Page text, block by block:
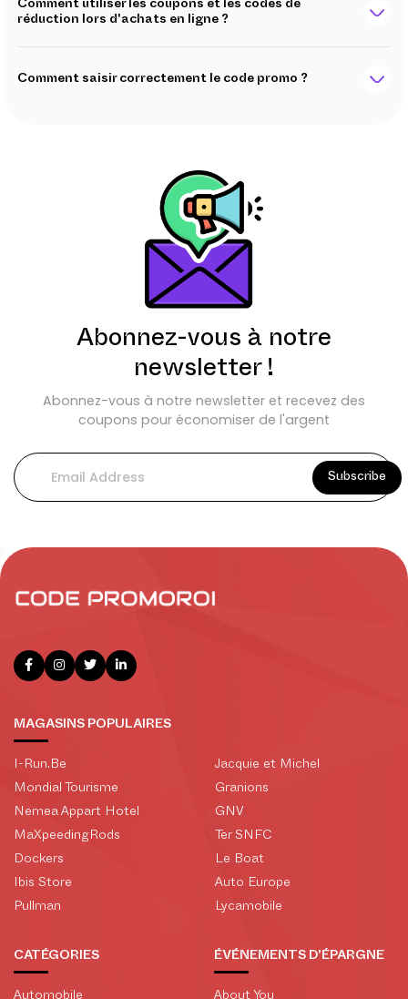
Comment utiliser les coupons et les codes de
réduction lors d'achats en ligne ?
Comment saisir correctement le code promo ?
Abonnez-vous à notre
newsletter !
Abonnez-vous à notre newsletter et recevez des
coupons pour économiser de l'argent
Subscribe
MAGASINS POPULAIRES
I-Run.Be
Mondial Tourisme
Nemea Appart Hotel
MaXpeedingRods
Dockers
Ibis Store
Pullman
Jacquie et Michel
Granions
GNV
Ter SNFC
Le Boat
Auto Europe
Lycamobile
CATÉGORIES
Automobile
ÉVÉNEMENTS D'ÉPARGNE
About You